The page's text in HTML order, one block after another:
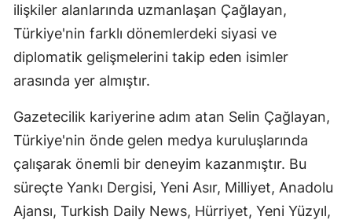
Kayseri
Kırklareli
Kırşehir
ilişkiler alanlarında uzmanlaşan Çağlayan,
Türkiye'nin farklı dönemlerdeki siyasi ve
diplomatik gelişmelerini takip eden isimler
arasında yer almıştır.
Gazetecilik kariyerine adım atan Selin Çağlayan,
Türkiye'nin önde gelen medya kuruluşlarında
çalışarak önemli bir deneyim kazanmıştır. Bu
süreçte Yankı Dergisi, Yeni Asır, Milliyet, Anadolu
Ajansı, Turkish Daily News, Hürriyet, Yeni Yüzyıl,